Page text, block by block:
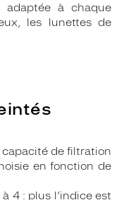
à chaque
les lunettes de
de filtration
en fonction de
4 : plus l’indice est